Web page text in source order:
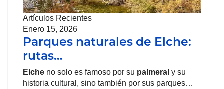
Artículos Recientes
Enero 15, 2026
Parques naturales de Elche:
rutas…
Elche no solo es famoso por su palmeral y su
historia cultural, sino también por sus parques…